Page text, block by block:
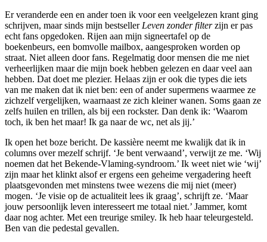
Er veranderde een en ander toen ik voor een veelgelezen krant ging
schrijven, maar sinds mijn bestseller Leven zonder filterzijn er pas
echt fans opgedoken. Rijen aan mijn signeertafel op de
boekenbeurs, een bomvolle mailbox, aangesproken worden op
straat. Niet alleen door fans. Regelmatig door mensen die me niet
verheerlijken maar die mijn boek hebben gelezen en daar veel aan
hebben. Dat doet me plezier. Helaas zijn er ook die types die iets
van me maken dat ik niet ben: een of ander supermens waarmee ze
zichzelf vergelijken, waarnaast ze zich kleiner wanen. Soms gaan ze
zelfs huilen en trillen, als bij een rockster. Dan denk ik: ‘Waarom
toch, ik ben het maar! Ik ga naar de wc, net als jij.’
Ik open het boze bericht. De kassière neemt me kwalijk dat ik in
columns over mezelf schrijf. ‘Je bent verwaand’, verwijt ze me. ‘Wij
noemen dat het Bekende-Vlaming-syndroom.’ Ik weet niet wie ‘wij’
zijn maar het klinkt alsof er ergens een geheime vergadering heeft
plaatsgevonden met minstens twee wezens die mij niet (meer)
mogen. ‘Je visie op de actualiteit lees ik graag’, schrijft ze. ‘Maar
jouw persoonlijk leven interesseert me totaal niet.’ Jammer, komt
daar nog achter. Met een treurige smiley. Ik heb haar teleurgesteld.
Ben van die pedestal gevallen.